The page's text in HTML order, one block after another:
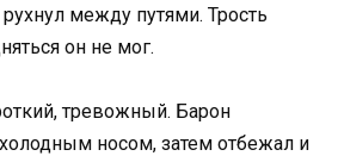
между путями. Трость
он не мог.
тревожный. Барон
носом, затем отбежал и